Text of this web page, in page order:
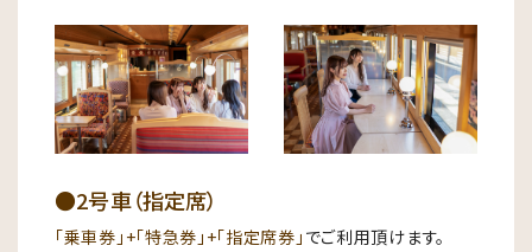
●2号車（指定席）
「乗車券」+「特急券」+「指定席券」 でご利用頂けます。